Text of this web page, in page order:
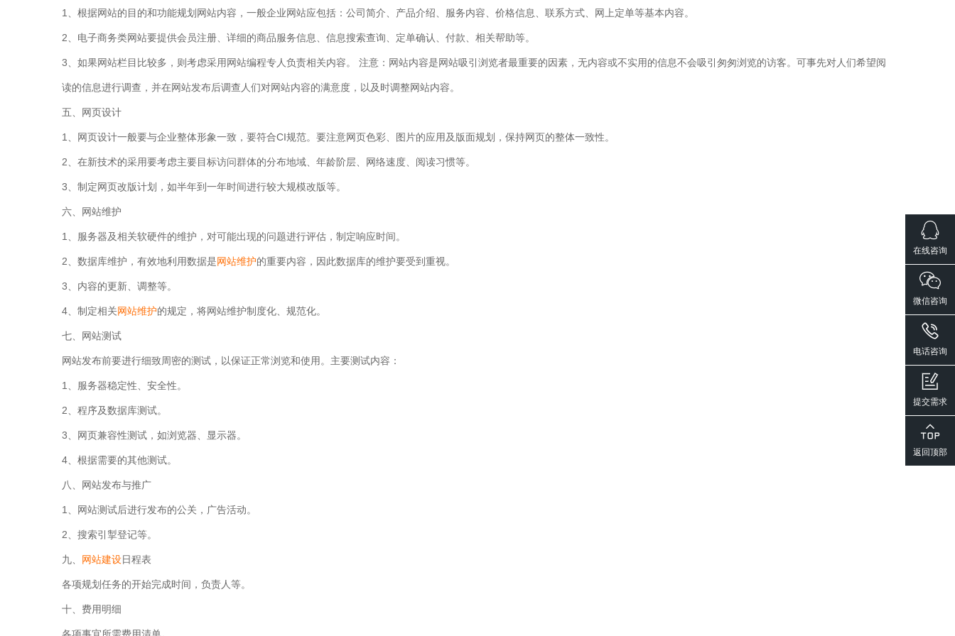
1、根据网站的目的和功能规划网站内容，一般企业网站应包括：公司简介、产品介绍、服务内容、价格信息、联系方式、网上定单等基本内容。
2、电子商务类网站要提供会员注册、详细的商品服务信息、信息搜索查询、定单确认、付款、相关帮助等。
3、如果网站栏目比较多，则考虑采用网站编程专人负责相关内容。 注意：网站内容是网站吸引浏览者最重要的因素，无内容或不实用的信息不会吸引匆匆浏览的访客。可事先对人们希望阅
读的信息进行调查，并在网站发布后调查人们对网站内容的满意度，以及时调整网站内容。
五、网页设计
1、网页设计一般要与企业整体形象一致，要符合CI规范。要注意网页色彩、图片的应用及版面规划，保持网页的整体一致性。
2、在新技术的采用要考虑主要目标访问群体的分布地域、年龄阶层、网络速度、阅读习惯等。
3、制定网页改版计划，如半年到一年时间进行较大规模改版等。
六、网站维护
1、服务器及相关软硬件的维护，对可能出现的问题进行评估，制定响应时间。
2、数据库维护，有效地利用数据是网站维护的重要内容，因此数据库的维护要受到重视。
3、内容的更新、调整等。
4、制定相关网站维护的规定，将网站维护制度化、规范化。
七、网站测试
网站发布前要进行细致周密的测试，以保证正常浏览和使用。主要测试内容：
1、服务器稳定性、安全性。
2、程序及数据库测试。
3、网页兼容性测试，如浏览器、显示器。
4、根据需要的其他测试。
八、网站发布与推广
1、网站测试后进行发布的公关，广告活动。
2、搜索引掣登记等。
九、 网站建设日程表
各项规划任务的开始完成时间，负责人等。
十、费用明细
在线咨询
微信咨询
电话咨询
提交需求
返回顶部